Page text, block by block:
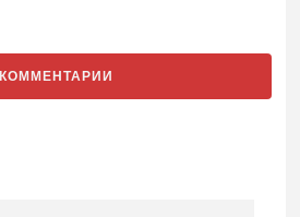
КОММЕНТАРИИ